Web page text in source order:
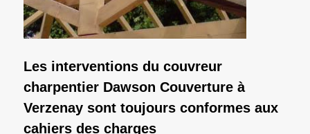
Les interventions du couvreur
charpentier Dawson Couverture à
Verzenay sont toujours conformes aux
cahiers des charges